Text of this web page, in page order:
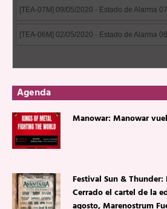
Agenda
Manowar: Manowar
Festival Sun &
Cerrado el cartel de la